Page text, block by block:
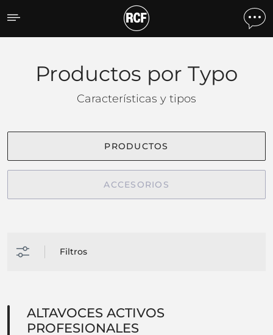
Productos por tipo
Productos por Typo
Características y tipos
PRODUCTOS
ACCESORIOS
Filtros
ALTAVOCES ACTIVOS
PROFESIONALES